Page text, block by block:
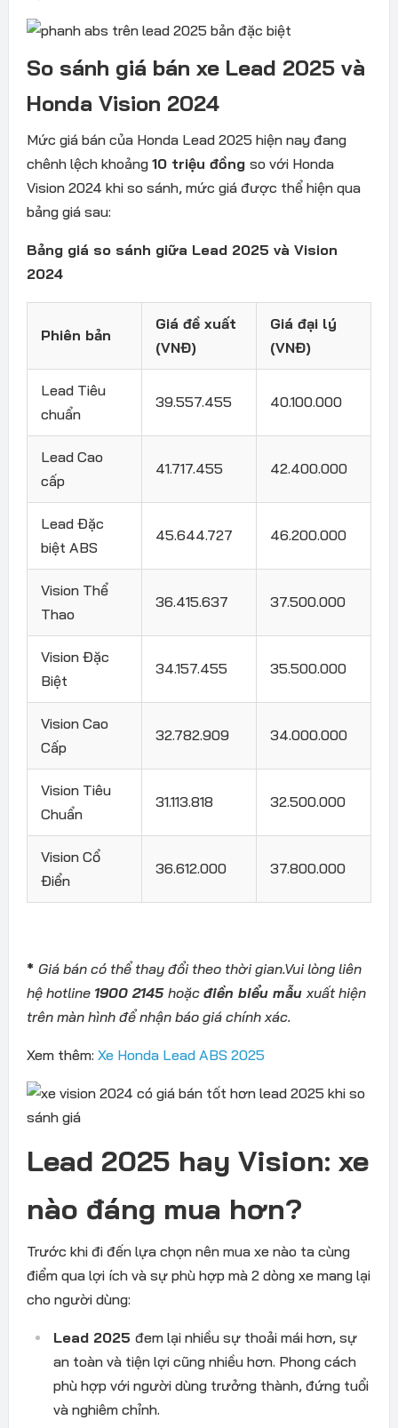
So sánh giá bán xe Lead 2025 và
Honda Vision 2024
Mức giá bán của Honda Lead 2025 hiện nay đang
chênh lệch khoảng 10 triệu đồng so với Honda
Vision 2024 khi so sánh, mức giá được thể hiện qua
bảng giá sau:
Bảng giá so sánh giữa Lead 2025 và Vision
2024
Phiên bản
Giá đề xuất
(VNĐ)
Giá đại lý
(VNĐ)
Lead Tiêu
chuẩn
39.557.455 40.100.000
Lead Cao
cấp
41.717.455 42.400.000
Lead Đặc
biệt ABS
45.644.727 46.200.000
Vision Thể
Thao
36.415.637 37.500.000
Vision Đặc
Biệt
34.157.455 35.500.000
Vision Cao
Cấp
32.782.909 34.000.000
Vision Tiêu
Chuẩn
31.113.818 32.500.000
Vision Cổ
Điển
36.612.000 37.800.000
* Giá bán có thể thay đổi theo thời gian.Vui lòng liên
hệ hotline 1900 2145 hoặc điền biểu mẫuxuất hiện
trên màn hình để nhận báo giá chính xác.
Xem thêm: Xe Honda Lead ABS 2025
Lead 2025 hay Vision: xe
nào đáng mua hơn?
Trước khi đi đến lựa chọn nên mua xe nào ta cùng
điểm qua lợi ích và sự phù hợp mà 2 dòng xe mang lại
cho người dùng:
Lead 2025 đem lại nhiều sự thoải mái hơn, sự
an toàn và tiện lợi cũng nhiều hơn. Phong cách
phù hợp với người dùng trưởng thành, đứng tuổi
và nghiêm chỉnh.